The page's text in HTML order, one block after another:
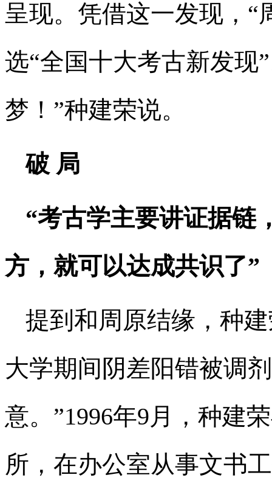
呈现。凭借这一发现，“
选“全国十大考古新发现
梦！”种建荣说。
破 局
“考古学主要讲证据链
方，就可以达成共识了”
提到和周原结缘，种
大学期间阴差阳错被调
意。”1996年9月，种建
所，在办公室从事文书